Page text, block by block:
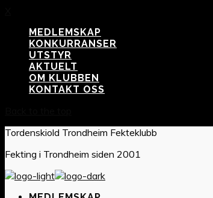
MEDLEMSKAP
KONKURRANSER
UTSTYR
AKTUELT
OM KLUBBEN
KONTAKT OSS
Tordenskiold Trondheim Fekteklubb
Fekting i Trondheim siden 2001